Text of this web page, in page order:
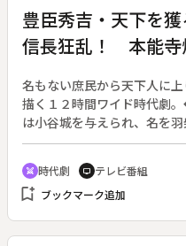
豊臣秀吉・天下を
信長狂乱！ 本能寺
名もない庶民から天下人に
描く１２時間ワイド時代劇
は小谷城を与えられ、名を
で生き延びた市と再会した
を口元に運ぶ市を複雑な気
望で新たに築いた長浜城に母
秀吉の子だという男の子を連
swords 時代劇 tv テレビ番組
bookmark_add ブックマーク追加